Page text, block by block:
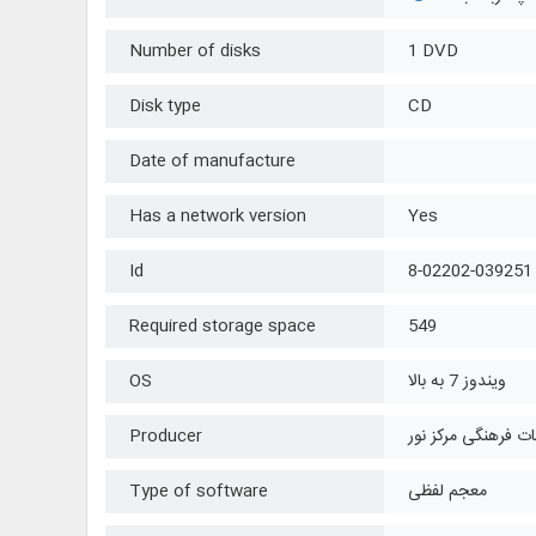
Number of disks
1 DVD
Disk type
CD
Date of manufacture
Has a network version
Yes
Id
8-02202-039251
Required storage space
549
OS
ویندوز 7 به بالا
Producer
فرهنگی مرکز نور
Type of software
معجم لفظی